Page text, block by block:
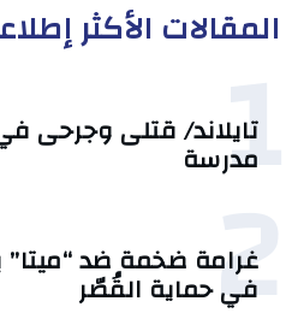
المقالات الأكثر
1
تايلاند/ قتلى وجرحى
مدرسة
2
غرامة ضخمة ضد “ميتا”
في حماية القُصّر